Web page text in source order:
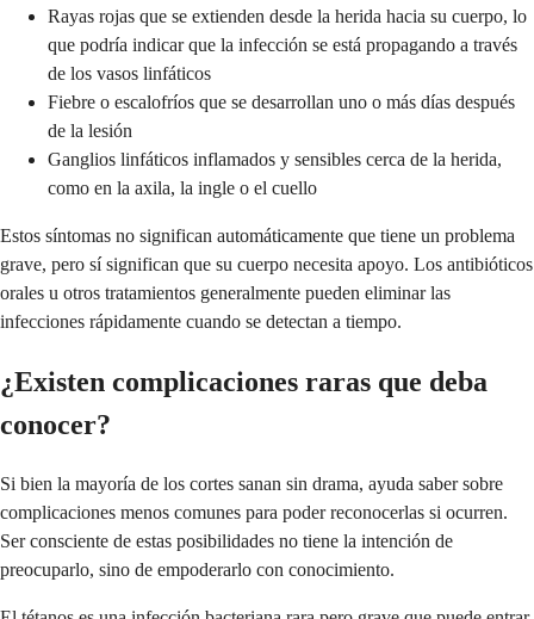
Rayas rojas que se extienden desde la herida hacia su cuerpo, lo
que podría indicar que la infección se está propagando a través
de los vasos linfáticos
Fiebre o escalofríos que se desarrollan uno o más días después
de la lesión
Ganglios linfáticos inflamados y sensibles cerca de la herida,
como en la axila, la ingle o el cuello
Estos síntomas no significan automáticamente que tiene un problema
grave, pero sí significan que su cuerpo necesita apoyo. Los antibióticos
orales u otros tratamientos generalmente pueden eliminar las
infecciones rápidamente cuando se detectan a tiempo.
¿Existen complicaciones raras que deba
conocer?
Si bien la mayoría de los cortes sanan sin drama, ayuda saber sobre
complicaciones menos comunes para poder reconocerlas si ocurren.
Ser consciente de estas posibilidades no tiene la intención de
preocuparlo, sino de empoderarlo con conocimiento.